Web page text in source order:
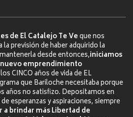
de El Catalejo Te Veque nos
previsión de haber adquirido la
desde entonces,iniciamos
nuevo emprendimiento
CINCO años de vida de EL
que Bariloche necesitaba porque
años no satisfizo. Depositamos en
esperanzas y aspiraciones, siempre
brindar más Libertad de